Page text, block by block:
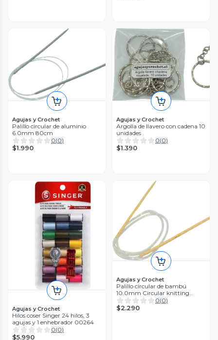
Agujas y Crochet
Palillo circular de aluminio
6.0mm 80cm
0(0)
$1.990
Agujas y Crochet
Argolla de llavero con cadena 10
unidades
0(0)
$1.390
Agujas y Crochet
Hilos coser Singer 24 hilos, 3
agujas y 1 enhebrador 00264
0(0)
$5.990
Agujas y Crochet
Palillo circular de bambú
10.0mm Circular knitting
needles
0(0)
$2.290